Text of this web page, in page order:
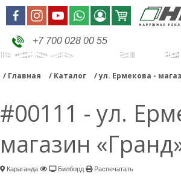
+7 700 028 00 55
Главная Каталог ул. Ермекова -
#00111 - ул.
магазин
Караганда Билборд Распечатать